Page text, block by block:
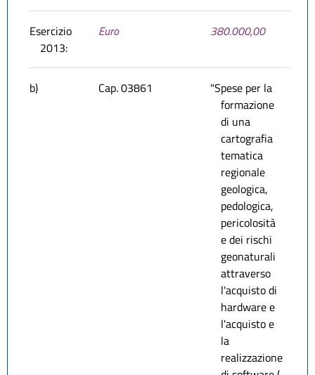
Esercizio
2013:
Euro 380.000,00
b) Cap. 03861
"Spese per la
formazione
di una
cartografia
tematica
regionale
geologica,
pedologica,
pericolosità
e dei rischi
geonaturali
attraverso
l'acquisto di
hardware e
l'acquisto e
la
realizzazione